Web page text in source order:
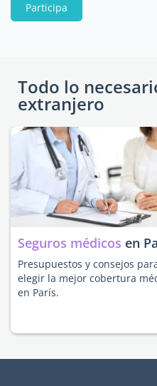
Participa
Todo lo
extranjero
Seguros médicos en
Presupuestos y consejos
elegir la mejor cobertura
en París.